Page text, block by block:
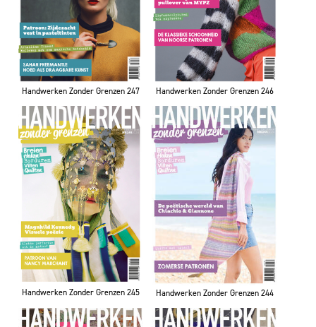
Handwerken Zonder Grenzen 247 Handwerken Zonder Grenzen 246
Handwerken Zonder Grenzen 245 Handwerken Zonder Grenzen 244